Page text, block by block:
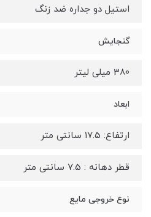
استیل دو جداره ضد زنگ
گنجایش
380 میلی لیتر
ابعاد
ارتفاع: 17.5 سانتی متر
قطر دهانه : 7.5 سانتی متر
نوع خروجی مایع